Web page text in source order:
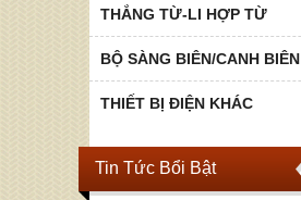
THẮNG TỪ-LI HỢP TỪ
BỘ SÀNG BIÊN/CANH BIÊN
THIẾT BỊ ĐIỆN KHÁC
Tin Tức Bổi Bật